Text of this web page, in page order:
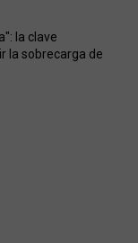
la clave
la sobrecarga de